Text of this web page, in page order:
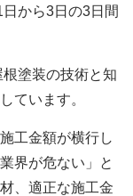
から3日の3日間
塗装の技術と知
ています。
工金額が横行し
界が危ない」と
、適正な施工金